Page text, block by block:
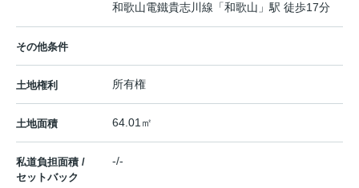
和歌山電鐵貴志川線 「和歌山 」駅 徒歩17分
その他条件
土地権利 所有権
土地面積 64.01㎡
私道負担面積 /
セットバック
-/-